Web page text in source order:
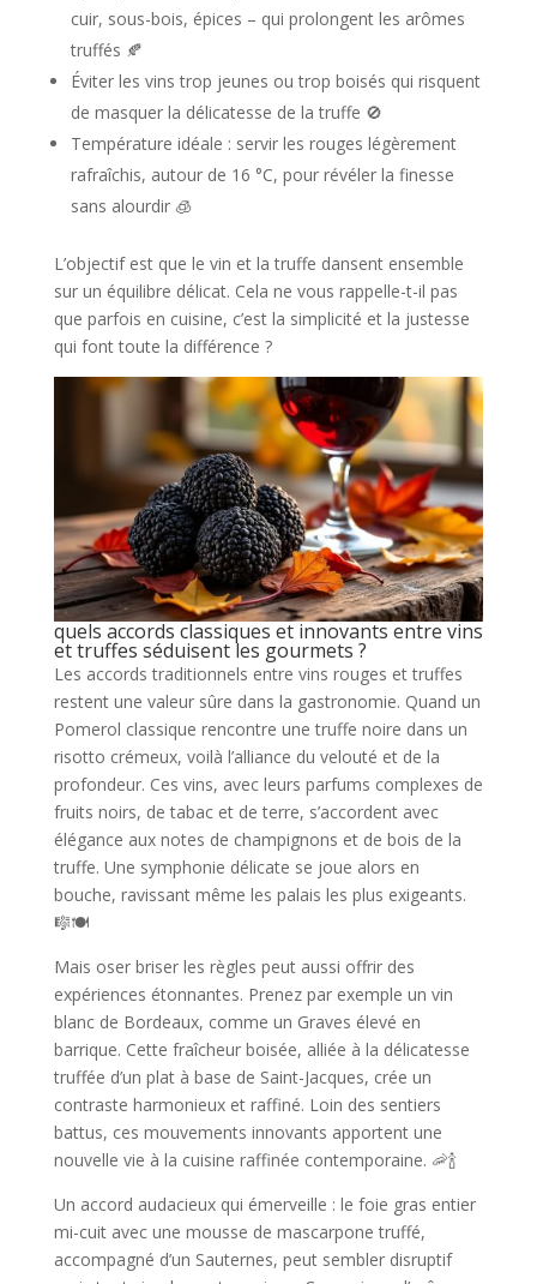
cuir, sous-bois, épices – qui prolongent les arômes
truffés 🍂
Éviter les vins trop jeunes ou trop boisés qui risquent
de masquer la délicatesse de la truffe 🚫
Température idéale : servir les rouges légèrement
rafraîchis, autour de 16 °C, pour révéler la finesse
sans alourdir 🧊
L’objectif est que le vin et la truffe dansent ensemble
sur un équilibre délicat. Cela ne vous rappelle-t-il pas
que parfois en cuisine, c’est la simplicité et la justesse
qui font toute la différence ?
quels accords classiques et innovants entre vins
et truffes séduisent les gourmets ?
Les accords traditionnels entre vins rouges et truffes
restent une valeur sûre dans la gastronomie. Quand un
Pomerol classique rencontre une truffe noire dans un
risotto crémeux, voilà l’alliance du velouté et de la
profondeur. Ces vins, avec leurs parfums complexes de
fruits noirs, de tabac et de terre, s’accordent avec
élégance aux notes de champignons et de bois de la
truffe. Une symphonie délicate se joue alors en
bouche, ravissant même les palais les plus exigeants.
🎼🍽️
Mais oser briser les règles peut aussi offrir des
expériences étonnantes. Prenez par exemple un vin
blanc de Bordeaux, comme un Graves élevé en
barrique. Cette fraîcheur boisée, alliée à la délicatesse
truffée d’un plat à base de Saint-Jacques, crée un
contraste harmonieux et raffiné. Loin des sentiers
battus, ces mouvements innovants apportent une
nouvelle vie à la cuisine raffinée contemporaine. 🦐🍾
Un accord audacieux qui émerveille : le foie gras entier
mi-cuit avec une mousse de mascarpone truffé,
accompagné d’un Sauternes, peut sembler disruptif